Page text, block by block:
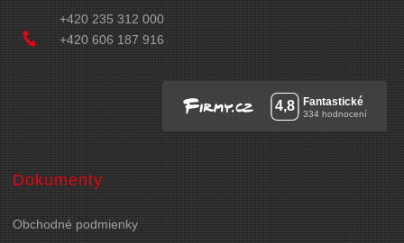
+420 235 312 000
+420 606 187 916
Dokumenty
Obchodné podmienky